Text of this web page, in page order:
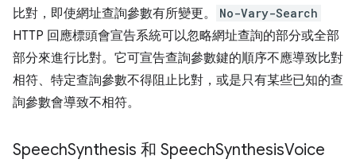
比對，即使網址查詢參數有所變更。
No-Vary-Search
HTTP 回應標頭會宣告系統可以忽略網址查詢的部分或全部
部分來進行比對。它可宣告查詢參數鍵的順序不應導致比對
相符、特定查詢參數不得阻止比對，或是只有某些已知的查
詢參數會導致不相符。
SpeechSynthesis 和 SpeechSynthesisVoice